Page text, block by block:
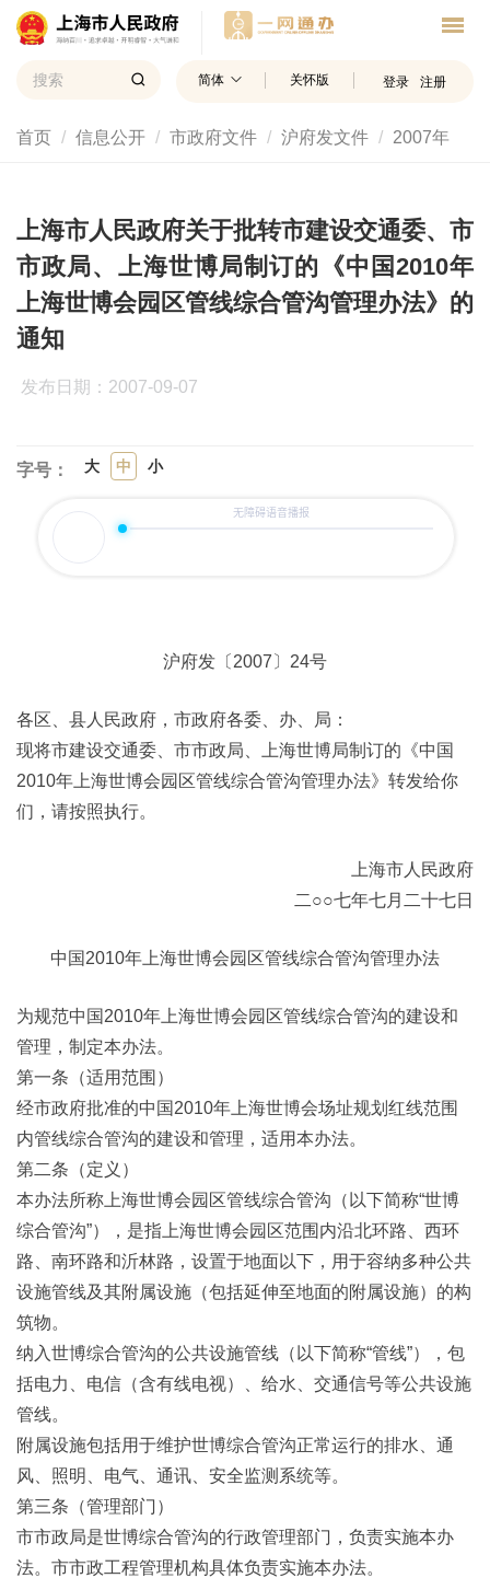
简体 关怀版 登录 注册
首页 信息公开 市政府文件 沪府发文件 2007年
上海市人民政府关于批转市建设交通委、市
市政局、上海世博局制订的《中国2010年
上海世博会园区管线综合管沟管理办法》的
通知
发布日期：2007-09-07
字号： 大 中 小
沪府发〔2007〕24号
各区、县人民政府，市政府各委、办、局：
现将市建设交通委、市市政局、上海世博局制订的《中国
2010年上海世博会园区管线综合管沟管理办法》转发给你
们，请按照执行。
上海市人民政府
二○○七年七月二十七日
中国2010年上海世博会园区管线综合管沟管理办法
为规范中国2010年上海世博会园区管线综合管沟的建设和
管理，制定本办法。
第一条（适用范围）
经市政府批准的中国2010年上海世博会场址规划红线范围
内管线综合管沟的建设和管理，适用本办法。
第二条（定义）
本办法所称上海世博会园区管线综合管沟（以下简称“世博
综合管沟”），是指上海世博会园区范围内沿北环路、西环
路、南环路和沂林路，设置于地面以下，用于容纳多种公共
设施管线及其附属设施（包括延伸至地面的附属设施）的构
筑物。
纳入世博综合管沟的公共设施管线（以下简称“管线”），包
括电力、电信（含有线电视）、给水、交通信号等公共设施
管线。
附属设施包括用于维护世博综合管沟正常运行的排水、通
风、照明、电气、通讯、安全监测系统等。
第三条（管理部门）
市市政局是世博综合管沟的行政管理部门，负责实施本办
法。市市政工程管理机构具体负责实施本办法。